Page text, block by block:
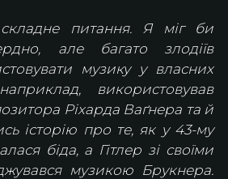
питання. Я міг би
але багато злодіїв
музику у власних
використовував
Ріхарда Ваґнера та й
історію про те, як у 43-му
біда, а Гітлер зі своїми
музикою Брукнера.